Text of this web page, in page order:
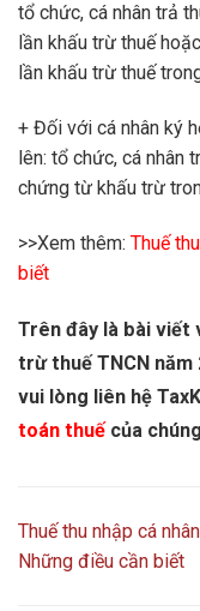
tổ chức, cá nhân trả
lần khấu trừ thuế
lần khấu trừ thuế
+ Đối với cá nhân ký
lên: tổ chức, cá nhân
chứng từ khấu trừ
>>Xem thêm: Thuế
biết
Trên đây là bài viết
trừ thuế TNCN năm
vui lòng liên hệ
toán thuế của
Thuế thu nhập cá
Những điều cần biết